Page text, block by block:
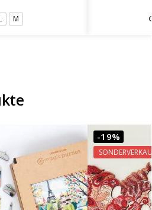
M
-19%